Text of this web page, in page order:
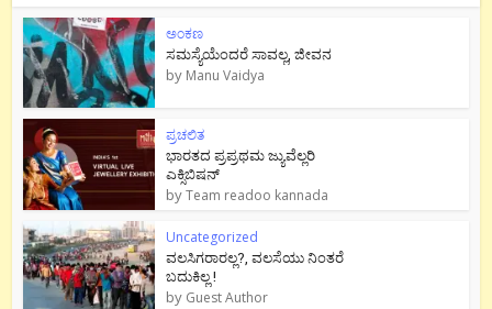
ಅಂಕಣ
ಸಮಸ್ಯೆಯೆಂದರೆ ಸಾವಲ್ಲ, ಜೀವನ
by Manu Vaidya
ಪ್ರಚಲಿತ
ಭಾರತದ ಪ್ರಪ್ರಥಮ ಜ್ಯುವೆಲ್ಲರಿ
ಎಕ್ಸಿಬಿಷನ್
byTeam readoo kannada
Uncategorized
ವಲಸಿಗರಾರಲ್ಲ?, ವಲಸೆಯು ನಿಂತರೆ
ಬದುಕಿಲ್ಲ !
by Guest Author